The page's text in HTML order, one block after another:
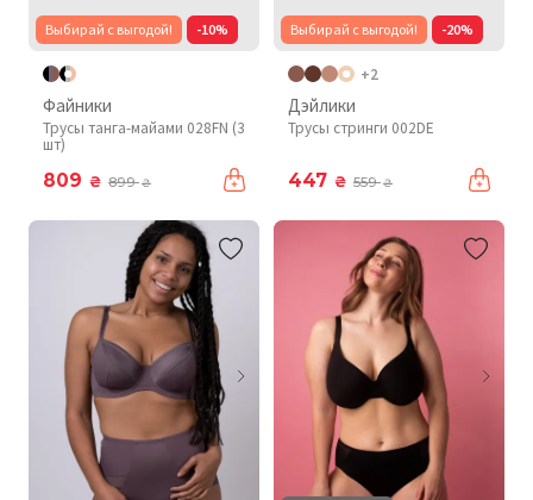
Выбирай с выгодой! -10%
Файники
Трусы танга-майами 028FN (3
шт)
809 ₴ 899₴
Выбирай с выгодой! -20%
+2
Дэйлики
Трусы стринги 002DE
447 ₴ 559₴